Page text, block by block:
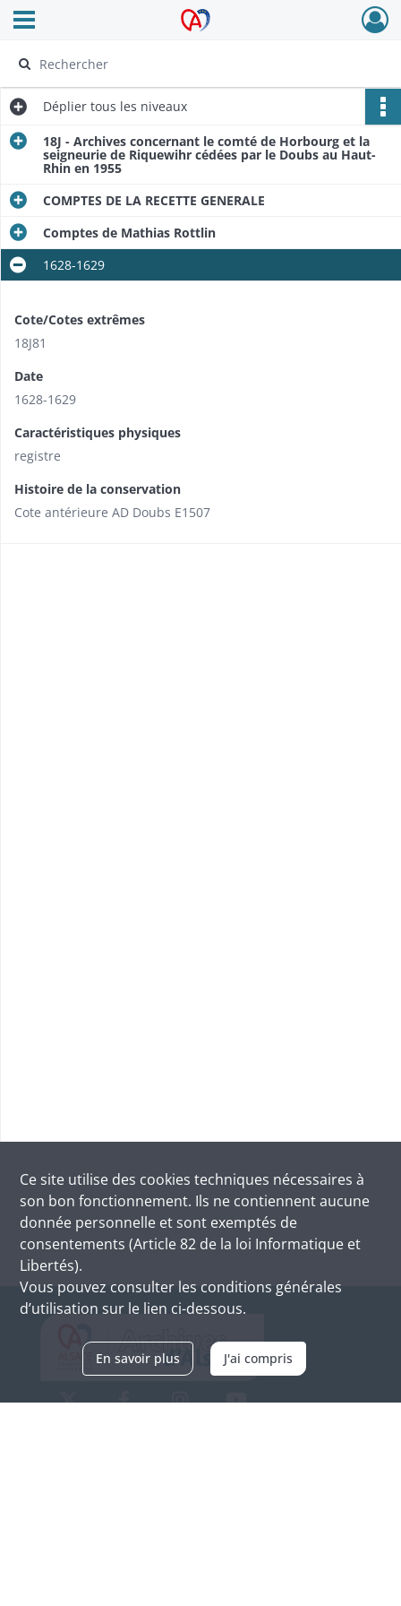
Archives Alsace - Colmar
Ouvrir le menu déroulant
Déplier tous les niveaux
18J - Archives concernant le comté de Horbourg et la
seigneurie de Riquewihr cédées par le Doubs au Haut-
Rhin en 1955
COMPTES DE LA RECETTE GENERALE
Comptes de Mathias Rottlin
1628-1629
Cote/Cotes extrêmes
18J81
Date
1628-1629
Caractéristiques physiques
registre
Histoire de la conservation
Cote antérieure AD Doubs E1507
Ce site utilise des cookies techniques nécessaires à
son bon fonctionnement. Ils ne contiennent aucune
donnée personnelle et sont exemptés de
consentements (Article 82 de la loi Informatique et
Libertés).
Vous pouvez consulter les conditions générales
d’utilisation sur le lien ci-dessous.
En savoir plus J'ai compris